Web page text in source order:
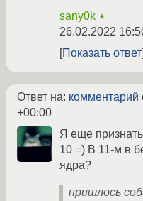
sany0k ★
26.02.2022
Показать ответ
Ответ на: комментарий
+00:00
Я еще
10 =) В 11-м в
ядра?
пришлось